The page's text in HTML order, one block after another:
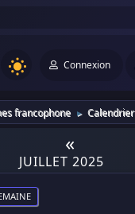
Connexion
francophone ► Calendrier
«
JUILLET 2025